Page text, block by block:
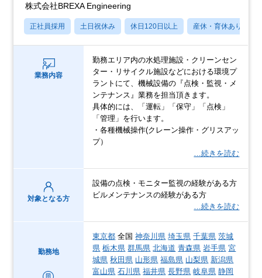
株式会社BREXA Engineering
正社員採用 土日祝休み 休日120日以上 産休・育休あり
業務内容
勤務エリア内の水処理施設・クリーンセン
ター・リサイクル施設などにおける環境プ
ラントにて、機械設備の『点検・監視・メ
ンテナンス』業務を担当頂きます。
具体的には、「運転」「保守」「点検」
「管理」を行います。
・各種機械操作(クレーン操作・グリスアッ
プ）
…続きを読む
対象となる方
設備の点検・モニター監視の経験がある方
ビルメンテナンスの経験がある方
…続きを読む
勤務地
東京都 全国神奈川県 埼玉県 千葉県 茨城
県 栃木県 群馬県 北海道 青森県 岩手県 宮
城県 秋田県 山形県 福島県 山梨県 新潟県
富山県 石川県 福井県 長野県 岐阜県 静岡